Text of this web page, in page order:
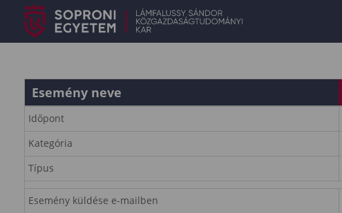
Esemény neve
Időpont
Kategória
Típus
Esemény küldése e-mailben